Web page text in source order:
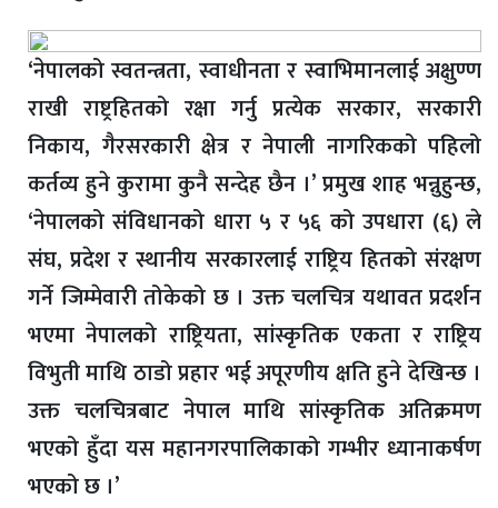
‘नेपालको स्वतन्त्रता, स्वाधीनता र स्वाभिमानलाई अक्षुण्ण
राखी राष्ट्रहितको रक्षा गर्नु प्रत्येक सरकार, सरकारी
निकाय, गैरसरकारी क्षेत्र र नेपाली नागरिकको पहिलो
कर्तव्य हुने कुरामा कुनै सन्देह छैन ।’ प्रमुख शाह भन्नुहुन्छ,
‘नेपालको संविधानको धारा ५ र ५६ को उपधारा (६) ले
संघ, प्रदेश र स्थानीय सरकारलाई राष्ट्रिय हितको संरक्षण
गर्ने जिम्मेवारी तोकेको छ । उक्त चलचित्र यथावत प्रदर्शन
भएमा नेपालको राष्ट्रियता, सांस्कृतिक एकता र राष्ट्रिय
विभुती माथि ठाडो प्रहार भई अपूरणीय क्षति हुने देखिन्छ ।
उक्त चलचित्रबाट नेपाल माथि सांस्कृतिक अतिक्रमण
भएको हुँदा यस महानगरपालिकाको गम्भीर ध्यानाकर्षण
भएको छ ।’